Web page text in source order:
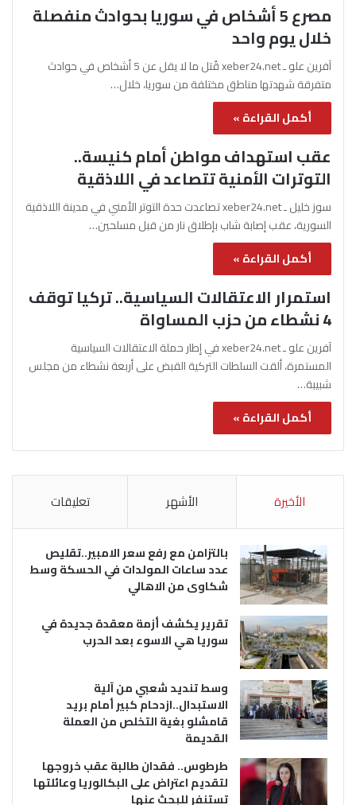
مصرع 5 أشخاص في سوريا بحوادث منفصلة
خلال يوم واحد
آفرين علو ـ xeber24.net قُتل ما لا يقل عن 5 أشخاص في حوادث
متفرقة شهدتها مناطق مختلفة من سوريا، خلال…
أكمل القراءة »
عقب استهداف مواطن أمام كنيسة..
التوترات الأمنية تتصاعد في اللاذقية
سوز خليل ـ xeber24.net تصاعدت حدة التوتر الأمني في مدينة اللاذقية
السورية، عقب إصابة شاب بإطلاق نار من قبل مسلحين…
أكمل القراءة »
استمرار الاعتقالات السياسية.. تركيا توقف
4 نشطاء من حزب المساواة
آفرين علو ـ xeber24.net في إطار حملة الاعتقالات السياسية
المستمرة، ألقت السلطات التركية القبض على أربعة نشطاء من مجلس
شبيبة…
أكمل القراءة »
الأخيرة الأشهر تعليقات
بالتزامن مع رفع سعر الامبير..تقليص
عدد ساعات المولدات في الحسكة وسط
شكاوى من الاهالي
تقرير يكشف أزمة معقدة جديدة في
سوريا هي الاسوء بعد الحرب
وسط تنديد شعبي من آلية
الاستبدال..ازدحام كبير أمام بريد
قامشلو بغية التخلص من العملة
القديمة
طرطوس.. فقدان طالبة عقب خروجها
لتقديم اعتراض على البكالوريا وعائلتها
تستنفر للبحث عنها